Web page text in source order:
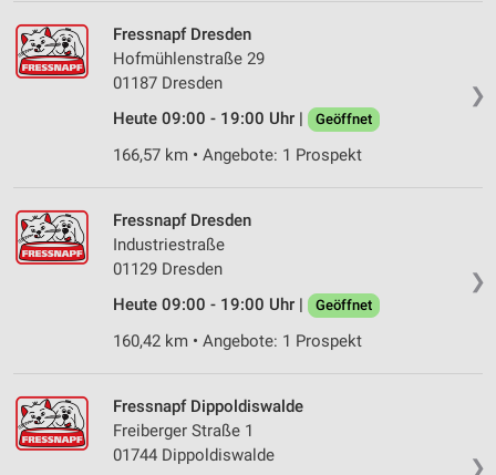
❯
Fressnapf Dresden
Hofmühlenstraße 29
01187 Dresden
Heute 09:00 - 19:00 Uhr |
Geöffnet
166,57 km • Angebote: 1 Prospekt
❯
Fressnapf Dresden
Industriestraße
01129 Dresden
Heute 09:00 - 19:00 Uhr |
Geöffnet
160,42 km • Angebote: 1 Prospekt
❯
Fressnapf Dippoldiswalde
Freiberger Straße 1
01744 Dippoldiswalde
Erstellung von Profilen zur Personalisierung
von Inhalten
personalisierter Inhalte
Messung der Werbeleistung
Messung der Performance von Inhalten
Analyse von Zielgruppen durch Statistiken oder
Kombinationen von Daten aus verschiedenen
Entwicklung und Verbesserung der Angebote
Inhalten
IAB-Besonderheiten: